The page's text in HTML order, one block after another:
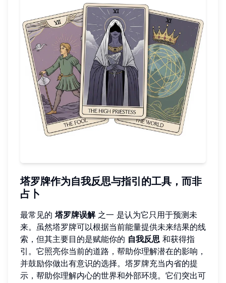
塔罗牌作为自我反思与指引的工具，而非
占卜
最常见的 塔罗牌误解之一 是认为它只用于预测未
来。虽然塔罗牌可以根据当前能量提供未来结果的线
索，但其主要目的是赋能你的 自我反思 和获得指
引。它照亮你当前的道路，帮助你理解潜在的影响，
并鼓励你做出有意识的选择。塔罗牌充当内省的提
示，帮助你理解内心的世界和外部环境。它们突出可